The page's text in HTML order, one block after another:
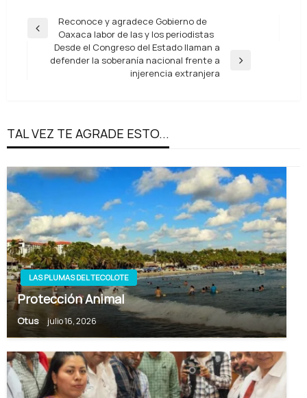
Navegación
entradas
Entrada
anterior
Reconoce y agradece Gobierno de
Oaxaca labor de las y los periodistas
Entrada
Desde el Congreso del Estado llaman a
defender la soberanía nacional frente a
injerencia extranjera
TAL VEZ TE AGRADE ESTO...
LAS PLUMAS DEL TECOLOTE
Protección Animal
Otus julio 16, 2026